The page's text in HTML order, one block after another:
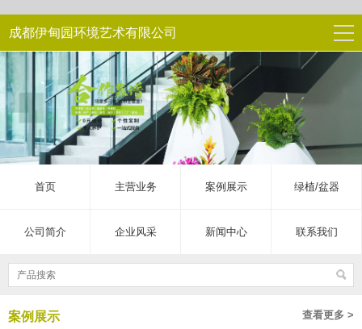
成都伊甸园环境艺术有限公司
首页 主营业务 案例展示 绿植/盆器
公司简介 企业风采 新闻中心 联系我们
查看更多 >
案例展示